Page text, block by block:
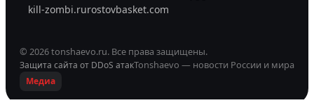
kill-zombi.rurostovbasket.com
© 2026tonshaevo.ru. Все права защищены.
Защита сайта от DDoS атакTonshaevo — новости России и мира
Медиа